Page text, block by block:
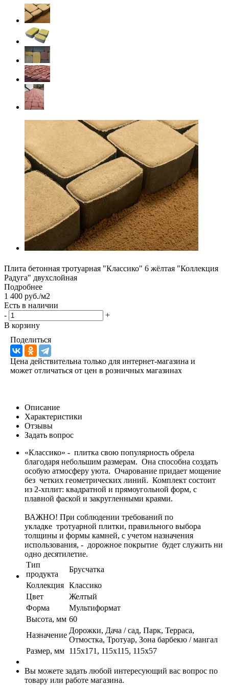
Плита бетонная тротуарная "Классико" 6 жёлтая "Коллекция
Радуга" двухслойная
Подробнее
1 400 руб./м2
Есть в наличии
-
+
В корзину
Поделиться
Цена действительна только для интернет-магазина и
может отличаться от цен в розничных магазинах
Описание
Характеристики
Отзывы
Задать вопрос
«Классико» - плитка свою популярность обрела
благодаря небольшим размерам. Она способна создать
особую атмосферу уюта. Очарование придает мощение
без четких геометрических линий. Комплект состоит
из 2-хплит: квадратной и прямоугольной форм, с
плавной фаской и закругленными краями.
ВАЖНО! При соблюдении требований по
укладке тротуарной плитки, правильного выбора
толщины и формы камней, с учетом назначения
использования, - дорожное покрытие будет служить ни
одно десятилетие.
Тип
продукта
Брусчатка
Коллекция Классико
Цвет
Желтый
Форма
Мультиформат
Высота, мм 60
Назначение
Дорожки, Дача / сад, Парк, Терраса,
Отмостка, Тротуар, Зона барбекю / мангал
Размер, мм 115х171, 115х115, 115х57
Вы можете задать любой интересующий вас вопрос по
товару или работе магазина.